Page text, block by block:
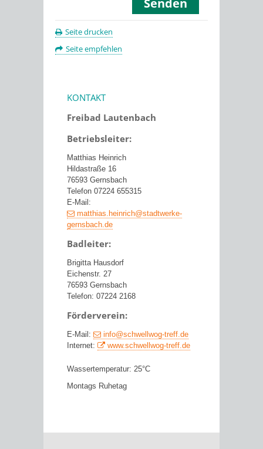
Seite drucken
Seite empfehlen
KONTAKT
Freibad Lautenbach
Betriebsleiter:
Matthias Heinrich
Hildastraße 16
76593 Gernsbach
Telefon 07224 655315
E-Mail:
matthias.heinrich@stadtwerke-
gernsbach.de
Badleiter:
Brigitta Hausdorf
Eichenstr. 27
76593 Gernsbach
Telefon: 07224 2168
Förderverein:
E-Mail:
info@schwellwog-treff.de
Internet:
www.schwellwog-treff.de
Wassertemperatur: 25°C
Montags Ruhetag